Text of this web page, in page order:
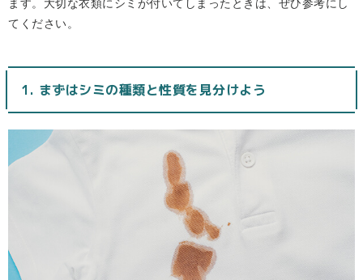
ます。大切な衣類にシミが付いてしまったときは、ぜひ参考にし
てください。
1. まずはシミの種類と性質を見分けよう